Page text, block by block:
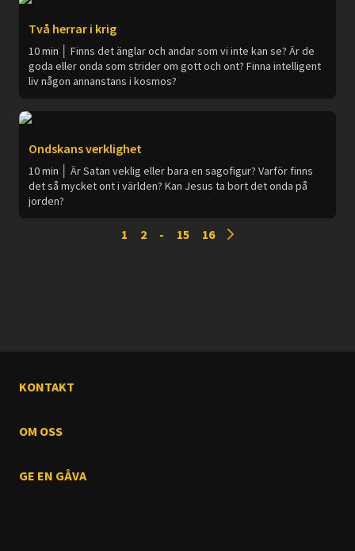
Två herrar i krig
10 min │ Finns det änglar och andar som vi inte kan se? Är de
goda eller onda som strider om gott och ont? Finna intelligent
liv någon annanstans i kosmos?
Ondskans verklighet
10 min │ Är Satan veklig eller bara en sagofigur? Varför finns
det så mycket ont i världen? Kan Jesus ta bort det onda på
jorden?
1 2 - 15 16
KONTAKT
OM OSS
GE EN GÅVA